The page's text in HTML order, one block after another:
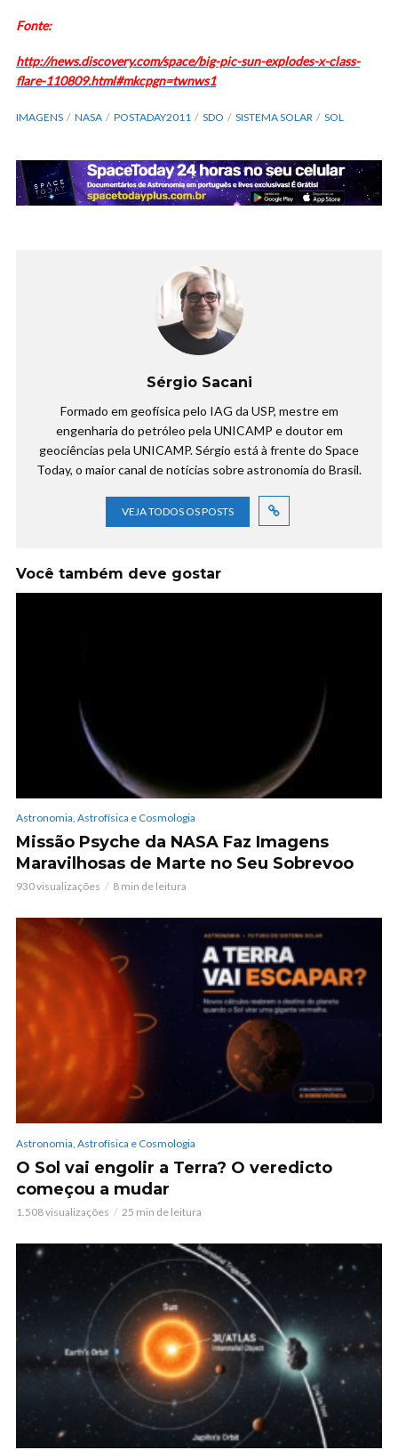
Fonte:
http://news.discovery.com/space/big-pic-sun-explodes-x-class-
flare-110809.html#mkcpgn=twnws1
IMAGENS NASA POSTADAY2011 SDO SISTEMA SOLAR SOL
Sérgio Sacani
Formado em geofísica pelo IAG da USP, mestre em
engenharia do petróleo pela UNICAMP e doutor em
geociências pela UNICAMP. Sérgio está à frente do Space
Today, o maior canal de notícias sobre astronomia do Brasil.
VEJA TODOS OS POSTS
Você também deve gostar
Astronomia, Astrofísica e Cosmologia
Missão Psyche da NASA Faz Imagens
Maravilhosas de Marte no Seu Sobrevoo
930 visualizações 8 min de leitura
Astronomia, Astrofísica e Cosmologia
O Sol vai engolir a Terra? O veredicto
começou a mudar
1.508 visualizações 25 min de leitura